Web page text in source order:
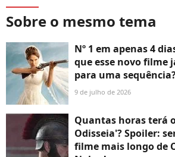
Sobre o mesmo tema
Nº 1 em apenas 4
que esse novo filme
para uma
9 de julho de 2026
Quantas horas terá
Odisseia'? Spoiler:
filme mais longo de